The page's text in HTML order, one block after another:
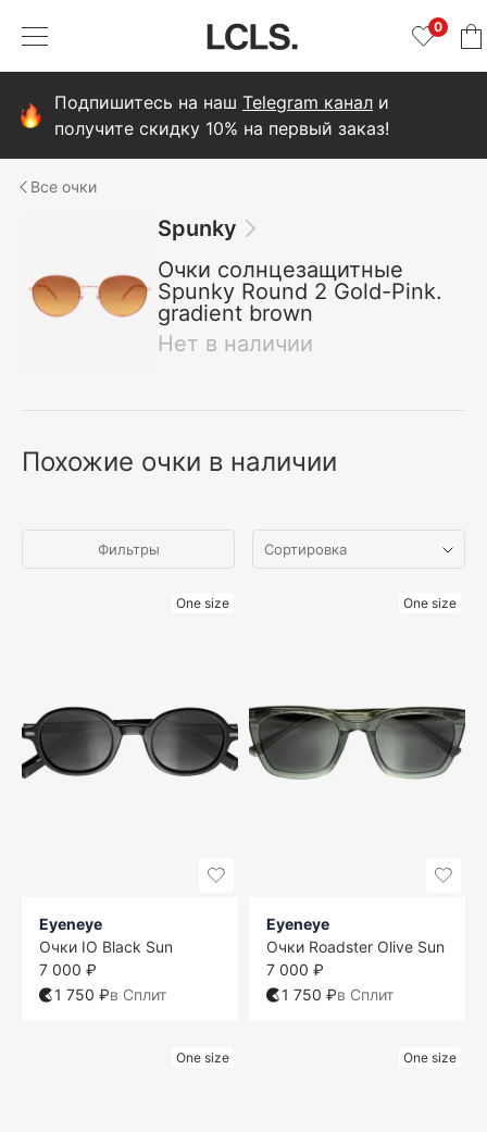
0
Подпишитесь на наш Telegram канал и
получите скидку 10% на первый заказ!
очки
Spunky
Очки солнцезащитные
Spunky Round 2 Gold-Pink.
gradient brown
Нет в наличии
Похожие очки в наличии
Фильтры
One size
Eyeneye
Очки IO Black Sun
7 000 ₽
1 750 ₽в Сплит
One size
Eyeneye
Очки Roadster Olive Sun
7 000 ₽
1 750 ₽в Сплит
One size One size